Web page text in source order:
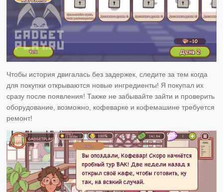
Чтобы история двигалась без задержек, следите за тем когда
для покупки открываются новые ингредиенты! Я покупал их
сразу после появления! Также не забывайте зайти и проверить
оборудование, возможно, кофеварке и кофемашине требуется
ремонт!